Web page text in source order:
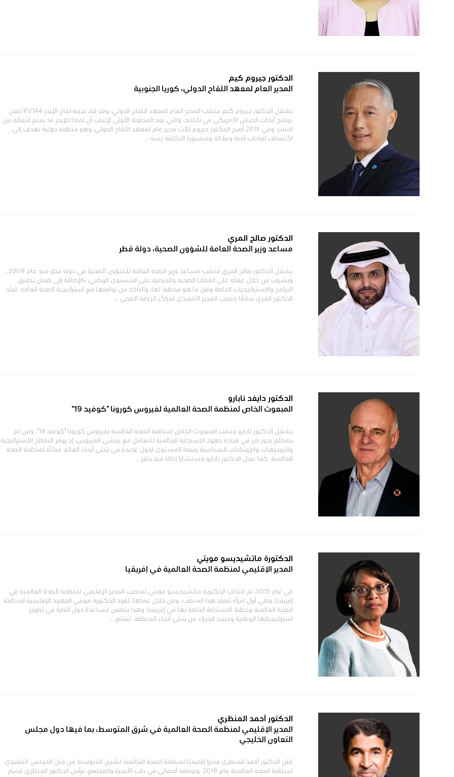
الدكتور جيروم كيم
المدير العام لمعهد اللقاح الدولي، كوريا الجنوبية
يشغل الدكتور جيروم كيم منصب المدير العام لمعهد اللقاح الدولي، وقد قاد تجربة لقاح الإيدز RV144 ضمن
برنامج أبحاث الجيش الأمريكي في تايلاند، والتي تعد المحاولة الأولى لإثبات أن لقاحًا للإيدز قد يمنع انتقاله بين
البشر. وفي 2015 أصبح الدكتور جيروم ثالث مدير عام لمعهد اللقاح الدولي، وهو منظمة دولية تهدف إلى
اكتشاف لقاحات آمنة وفعّالة وميسورة التكلفة تسه ...
الدكتور صالح المري
مساعد وزير الصحة العامة للشؤون الصحية، دولة قطر
يشغل الدكتور صالح المري منصب مساعد وزير الصحة العامة للشؤون الصحية في دولة قطر منذ عام 2009،
ويشرف من خلال عمله على القضايا الصحية والمرضية على المستوى الوطني، بالإضافة إلى ضمان تطبيق
البرامج والاستراتيجيات الخاصة وفق ما هو مخطط لها، والتأكد من توافقها مع استراتيجية الصحة العامة. تقلَّد
الدكتور المري سابقًا منصب المدير التنفيذي لمراكز الرعاية الصحي ...
الدكتور دايفد نابارو
المبعوث الخاص لمنظمة الصحة العالمية لفيروس كورونا "كوفيد 19"
يشغل الدكتور نابارو منصب المبعوث الخاص لمنظمة الصحة العالمية لفيروس كورونا "كوفيد 19"، ومن ثم
يضطلع بدور بارز في قيادة جهود الاستجابة العالمية للتعامل مع تفشي الفيروس، إذ يوفر النصائح الاستراتيجية
والتوجيهات والإرشادات السياسية رفيعة المستوى لدول عديدة في شتى أنحاء العالم ممثلًا لمنظمة الصحة
العالمية. كما عمل الدكتور نابارو مستشارًا خاصًا منذ يناير ...
الدكتورة ماتشيديسو مويتي
المدير الإقليمي لمنظمة الصحة العالمية في إفريقيا
في عام 2015، تم انتخاب الدكتورة ماتشيديسو مويتي لمنصب المدير الإقليمي لمنظمة الصحة العالمية في
إفريقيا، وهي أول امرأة تتقلد هذا المنصب. ومن خلال عملها، تقود الدكتورة مويتي الجهود الإقليمية لمنظمة
الصحة العالمية وخطط الاستجابة الخاصة بها في إفريقيا، وهذا يتضمن مساعدة دول القارة في تطوير
استراتيجياتها الوطنية وحشد الخبراء من شتى أنحاء المنطقة. تتمتع ...
الدكتور أحمد المنظري
المدير الإقليمي لمنظمة الصحة العالمية في شرق المتوسط، بما فيها دول مجلس
التعاون الخليجي
عُيّن الدكتور أحمد المنظري مديرًا إقليميًا لمنظمة الصحة العالمية لشرق المتوسط من قبل المجلس التنفيذي
لمنظمة الصحة العالمية عام 2018. وبوصفه أخصائي في طب الأسرة والمجتمع، ترأس الدكتور المنظري قسم